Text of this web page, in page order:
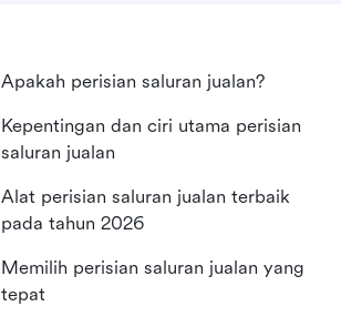
Apakah perisian saluran jualan?
Kepentingan dan ciri utama perisian
saluran jualan
Alat perisian saluran jualan terbaik
pada tahun 2026
Memilih perisian saluran jualan yang
tepat